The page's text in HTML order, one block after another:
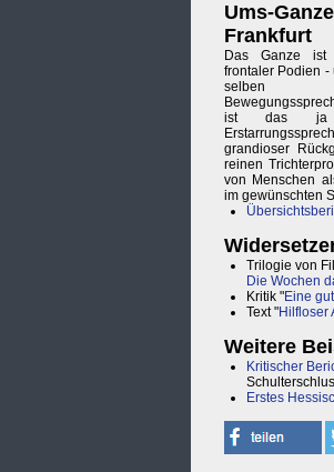
Ums-
Frankfurt
Das Ganze ist
frontaler Podien -
selben
ist das ja
grandioser
reinen
von Menschen
im gewünschten
Trilogie von
Die Wochen
Kritik "Eine
Text "Hilfloser
Weitere
Kritischer
Erstes